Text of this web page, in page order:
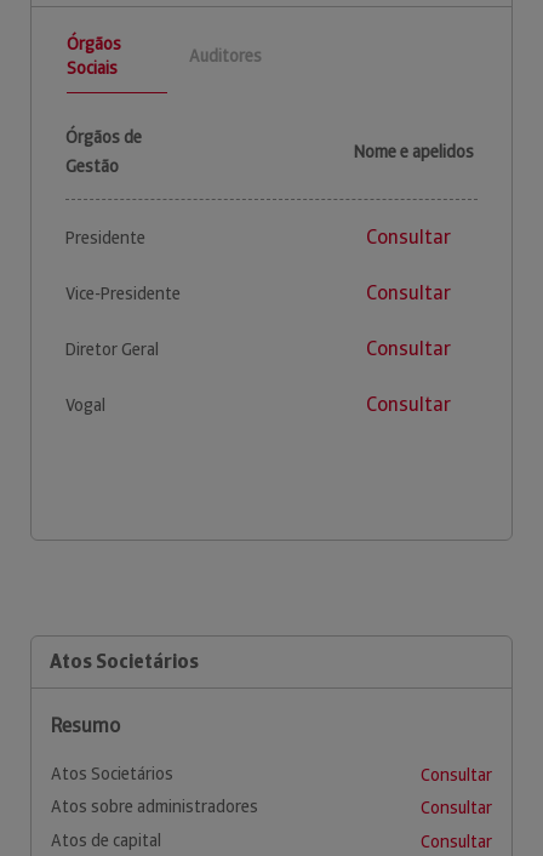
Órgãos
Sociais
Auditores
Órgãos de
Gestão
Nome e apelidos
Presidente Consultar
Vice-Presidente Consultar
Diretor Geral Consultar
Vogal Consultar
Atos Societários
Resumo
Atos Societários
Consultar
Atos sobre administradores
Consultar
Atos de capital
Consultar